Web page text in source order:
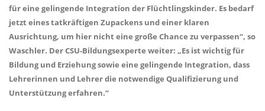
für eine gelingende Integration der Flüchtlingskinder. Es bedarf
jetzt eines tatkräftigen Zupackens und einer klaren
Ausrichtung, um hier nicht eine große Chance zu verpassen“, so
Waschler. Der CSU-Bildungsexperte weiter: „Es ist wichtig für
Bildung und Erziehung sowie eine gelingende Integration, dass
Lehrerinnen und Lehrer die notwendige Qualifizierung und
Unterstützung erfahren.“